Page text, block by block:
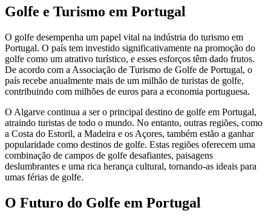
Golfe e Turismo em Portugal
O golfe desempenha um papel vital na indústria do turismo em
Portugal. O país tem investido significativamente na promoção do
golfe como um atrativo turístico, e esses esforços têm dado frutos.
De acordo com a Associação de Turismo de Golfe de Portugal, o
país recebe anualmente mais de um milhão de turistas de golfe,
contribuindo com milhões de euros para a economia portuguesa.
O Algarve continua a ser o principal destino de golfe em Portugal,
atraindo turistas de todo o mundo. No entanto, outras regiões, como
a Costa do Estoril, a Madeira e os Açores, também estão a ganhar
popularidade como destinos de golfe. Estas regiões oferecem uma
combinação de campos de golfe desafiantes, paisagens
deslumbrantes e uma rica herança cultural, tornando-as ideais para
umas férias de golfe.
O Futuro do Golfe em Portugal